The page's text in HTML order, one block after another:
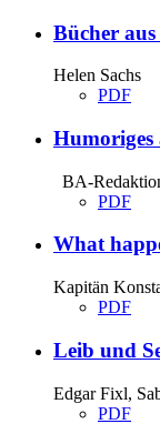
Bücher aus
Helen Sachs
PDF
Humoriges
BA-
PDF
What
Kapitän
PDF
Leib und
Edgar Fixl,
PDF